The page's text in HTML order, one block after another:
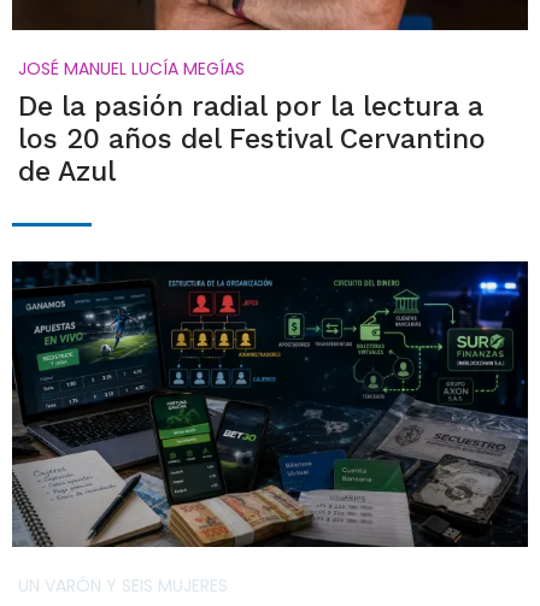
JOSÉ MANUEL LUCÍA MEGÍAS
De la pasión radial por la lectura a
los 20 años del Festival Cervantino
de Azul
UN VARÓN Y SEIS MUJERES